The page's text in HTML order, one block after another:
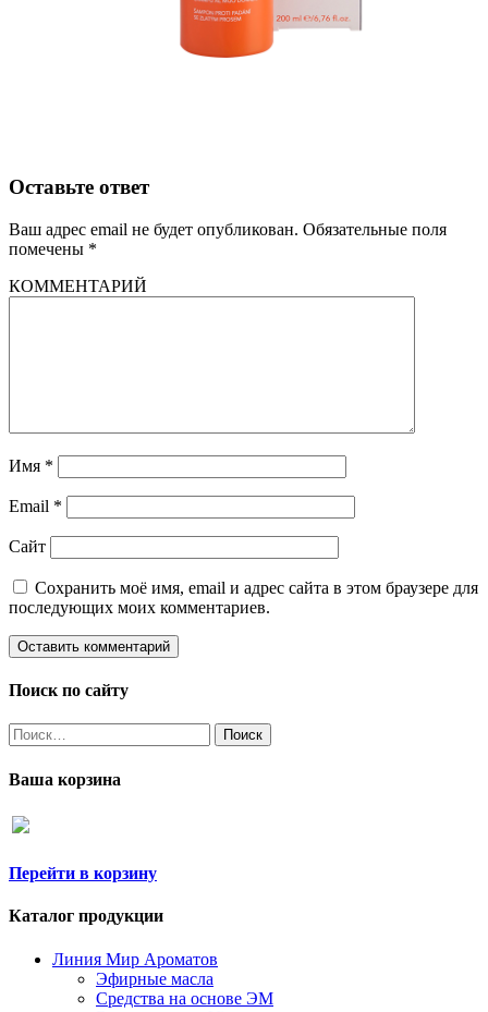
Оставьте ответ
Ваш адрес email не будет опубликован. Обязательные поля
помечены *
КОММЕНТАРИЙ
Имя *
Email *
Сайт
Сохранить моё имя, email и адрес сайта в этом браузере для
последующих моих комментариев.
Поиск по сайту
Найти:
Ваша корзина
Перейти в корзину
Каталог продукции
Линия Мир Ароматов
Эфирные масла
Средства на основе ЭМ